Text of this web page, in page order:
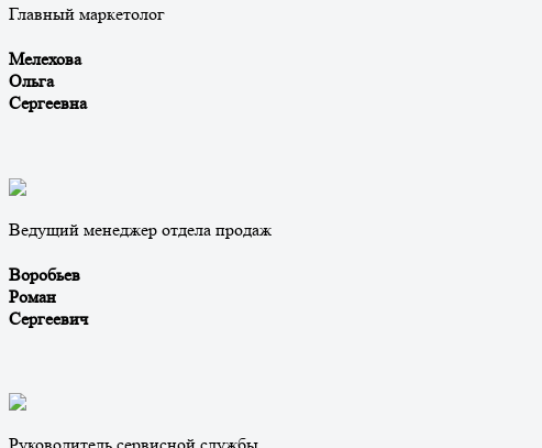
Главный маркетолог
Мелехова
Ольга
Сергеевна
Ведущий менеджер отдела продаж
Воробьев
Роман
Сергеевич